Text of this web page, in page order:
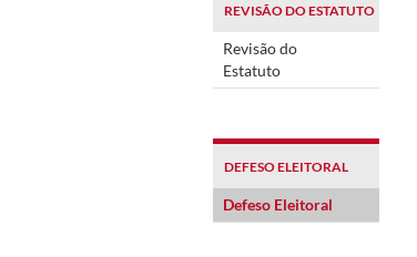
REVISÃO DO ESTATUTO
Revisão do
Estatuto
DEFESO ELEITORAL
Defeso Eleitoral